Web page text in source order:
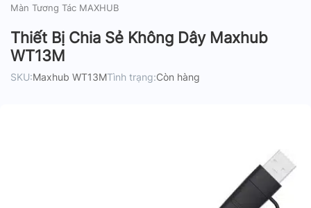
Màn Tương Tác MAXHUB
Thiết Bị Chia Sẻ Không Dây Maxhub
WT13M
SKU:Maxhub WT13MTình trạng:Còn hàng